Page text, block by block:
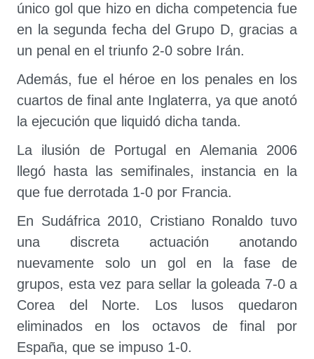
único gol que hizo en dicha competencia fue
en la segunda fecha del Grupo D, gracias a
un penal en el triunfo 2-0 sobre Irán.
Además, fue el héroe en los penales en los
cuartos de final ante Inglaterra, ya que anotó
la ejecución que liquidó dicha tanda.
La ilusión de Portugal en Alemania 2006
llegó hasta las semifinales, instancia en la
que fue derrotada 1-0 por Francia.
En Sudáfrica 2010, Cristiano Ronaldo tuvo
una discreta actuación anotando
nuevamente solo un gol en la fase de
grupos, esta vez para sellar la goleada 7-0 a
Corea del Norte. Los lusos quedaron
eliminados en los octavos de final por
España, que se impuso 1-0.